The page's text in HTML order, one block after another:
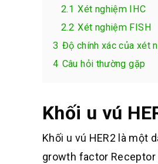
2.1 Xét nghiệm IHC
2.2 Xét nghiệm FISH
3 Độ chính xác của xét
4 Câu hỏi thường gặp
Khối u vú
Khối u vú HER2 là một
growth factor Receptor